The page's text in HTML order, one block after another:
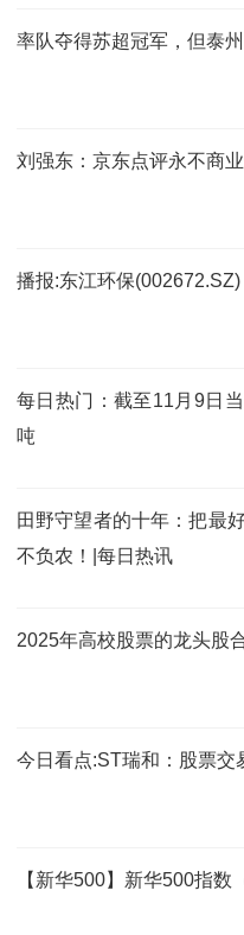
率队夺得苏超冠军，但泰
刘强东：京东点评永不商
播报:东江环保
每日热门：截至11月9日
吨
田野守望者的十年：把最
不负农！|每日热讯
2025年高校股票的龙头股
今日看点:ST瑞和：股票交
【新华500】新华500指